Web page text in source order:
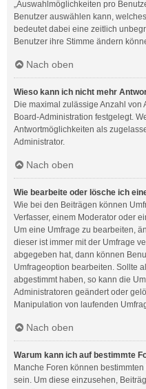
„Auswahlmöglichkeiten pro
Benutzer auswählen kann,
bedeutet dabei eine zeitlich
Benutzer ihre Stimme ändern
Nach oben
Wieso kann ich nicht mehr
Die maximal zulässige Anzahl
Board-Administration festgelegt.
Antwortmöglichkeiten als
Administrator.
Nach oben
Wie bearbeite oder lösche ich
Wie bei den Beiträgen können
Verfasser, einem Moderator oder
Um eine Umfrage zu bearbeiten,
dieser ist immer mit der Umfrage
abgegeben hat, dann können
Umfrageoption bearbeiten. Sollte
abgestimmt haben, so kann die
Administratoren geändert oder
Manipulation von laufenden
Nach oben
Warum kann ich auf bestimmte
Manche Foren können
sein. Um diese einzusehen,